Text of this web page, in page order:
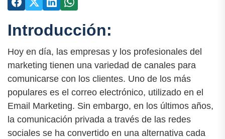
Introducción:
Hoy en día, las empresas y los profesionales del
marketing tienen una variedad de canales para
comunicarse con los clientes. Uno de los más
populares es el correo electrónico, utilizado en el
Email Marketing. Sin embargo, en los últimos años,
la comunicación privada a través de las redes
sociales se ha convertido en una alternativa cada